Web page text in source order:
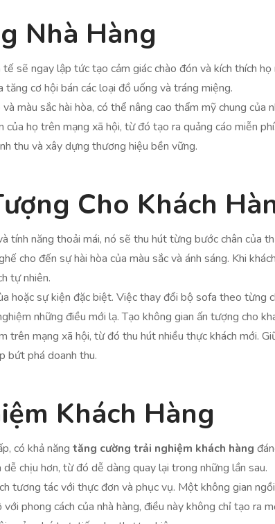
Nhà Hàng
sẽ ngay lập tức tạo cảm giác chào đón và kích thích
cơ hội bán các loại đồ uống và tráng miệng.
màu sắc hài hòa, có thể nâng cao thẩm mỹ chung của
của họ trên mạng xã hội, từ đó tạo ra quảng cáo miễn
thu và xây dựng thương hiệu bền vững.
Cho Khách
tính năng thoải mái, nó sẽ thu hút từng bước chân của
cho đến sự hài hòa của màu sắc và ánh sáng. Khi
tự nhiên.
hoặc sự kiện đặc biệt. Việc thay đổi bộ sofa theo từng
những điều mới lạ. Tạo không gian ấn tượng cho
trên mạng xã hội, từ đó thu hút nhiều thực khách mới.
bứt phá doanh thu.
Khách Hàng
có khả năng tăng cường trải nghiệm khách hàng
chịu hơn, từ đó dễ dàng quay lại trong những lần sau.
tương tác với thực đơn và phục vụ. Một không gian
phong cách của nhà hàng, điều này không chỉ tạo ra